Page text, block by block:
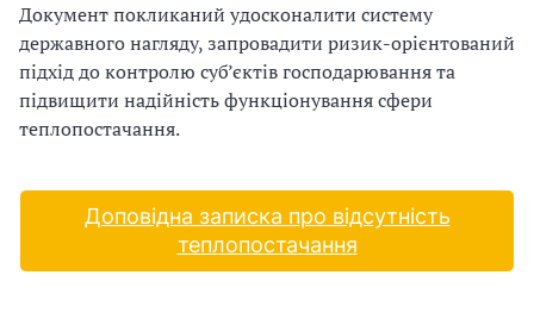
Документ покликаний удосконалити систему
державного нагляду, запровадити ризик-орієнтований
підхід до контролю суб’єктів господарювання та
підвищити надійність функціонування сфери
теплопостачання.
Доповідна записка про відсутність
теплопостачання
а